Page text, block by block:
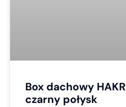
Box dachowy
czarny połysk